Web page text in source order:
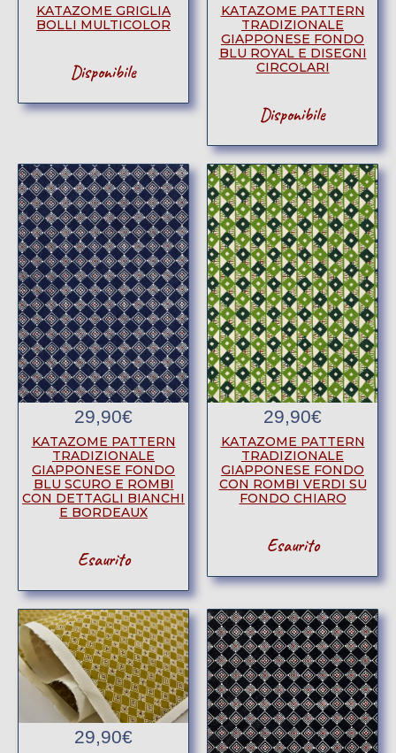
KATAZOME GRIGLIA
BOLLI MULTICOLOR
Disponibile
KATAZOME PATTERN
TRADIZIONALE
GIAPPONESE FONDO
BLU ROYAL E DISEGNI
CIRCOLARI
Disponibile
29,90€
KATAZOME PATTERN
TRADIZIONALE
GIAPPONESE FONDO
BLU SCURO E ROMBI
CON DETTAGLI BIANCHI
E BORDEAUX
Esaurito
29,90€
KATAZOME PATTERN
TRADIZIONALE
GIAPPONESE FONDO
CON ROMBI VERDI SU
FONDO CHIARO
Esaurito
29,90€